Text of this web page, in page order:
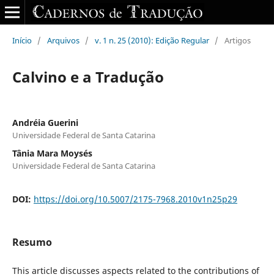
Início / Arquivos / v. 1 n. 25 (2010): Edição Regular / Artigos
Calvino e a Tradução
Andréia Guerini
Universidade Federal de Santa Catarina
Tânia Mara Moysés
Universidade Federal de Santa Catarina
DOI: https://doi.org/10.5007/2175-7968.2010v1n25p29
Resumo
This article discusses aspects related to the contributions of